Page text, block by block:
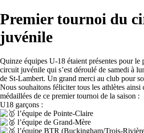
Premier tournoi du
juvénile
Quinze équipes U-18 étaient présentes pour le
circuit juvénile qui s’est déroulé de samedi à
de St-Lambert. Un grand merci au club pour
Nous souhaitons féliciter tous les athlètes ainsi
médaillées de ce premier tournoi de la saison :
U18 garçons :
l’équipe de Pointe-Claire
l’équipe de Grand-Mère
l’équipe BTR (Buckingham/Trois-